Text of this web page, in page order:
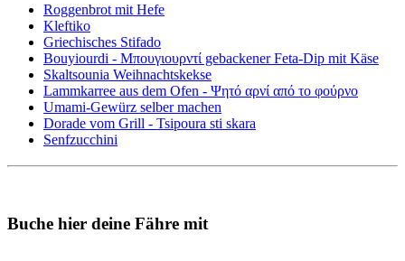
Roggenbrot mit Hefe
Kleftiko
Griechisches Stifado
Bouyiourdi - Μπουγιουρντί gebackener Feta-Dip mit Käse
Skaltsounia Weihnachtskekse
Lammkarree aus dem Ofen - Ψητό αρνί από το φούρνο
Umami-Gewürz selber machen
Dorade vom Grill - Tsipoura sti skara
Senfzucchini
Buche hier deine Fähre mit